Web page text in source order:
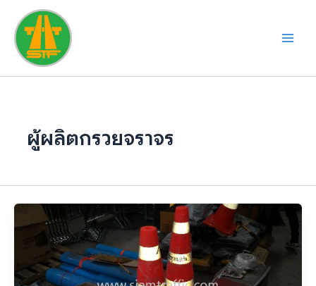
content
ผู้ผลิตกรวยจราจร